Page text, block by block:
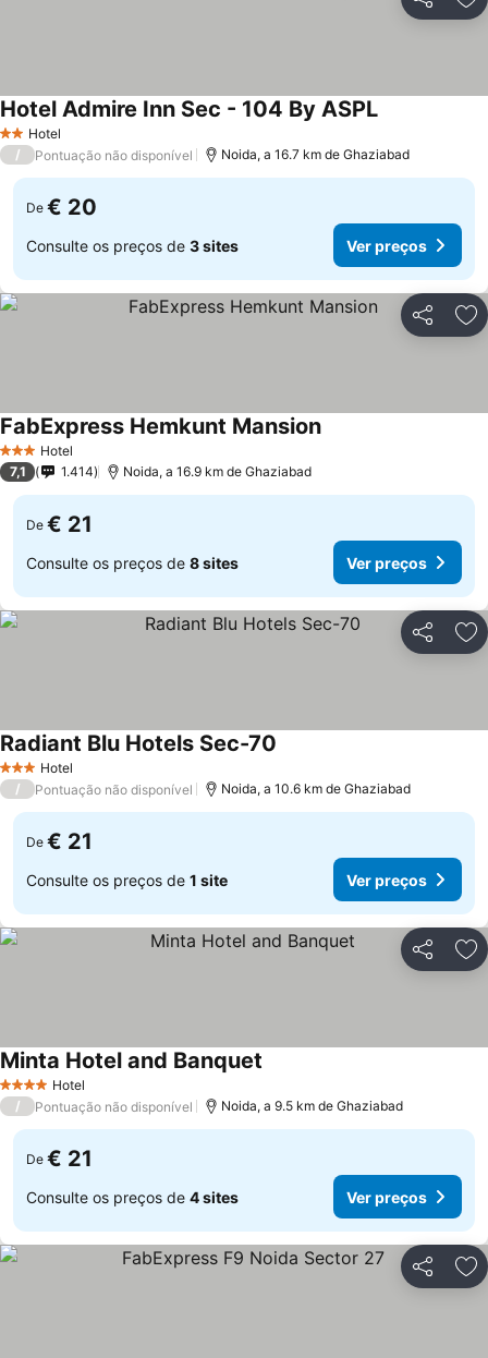
Partilhar
2 Estrelas
Hotel
Hotel Admire Inn Sec - 104 By ASPLVer preços
/ Pontuação não disponível Noida, a 16.7 km de Ghaziabad
De € 20
Consulte os preços de 3 sites Ver preços
Partilhar
3 EstrelasHotel
FabExpress Hemkunt MansionVer preços
7,1 1.414 Noida, a 16.9 km de Ghaziabad
De € 21
Consulte os preços de 8 sites Ver preços
Partilhar
3 EstrelasHotel
Radiant Blu Hotels Sec-70
/ Pontuação não disponível Noida, a 10.6 km de Ghaziabad
De € 21
Consulte os preços de 1 site Ver preços
Partilhar
4 EstrelasHotel
Minta Hotel and Banquet
/ Pontuação não disponível Noida, a 9.5 km de Ghaziabad
De € 21
Consulte os preços de 4 sites Ver preços
Partilhar